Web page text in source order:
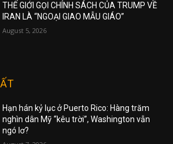
THẾ GIỚI GỌI CHÍNH SÁCH CỦA TRUMP VỀ
IRAN LÀ “NGOẠI GIAO MẪU GIÁO”
August 5, 2026
Hạn hán kỷ lục ở Puerto Rico: Hàng trăm
nghìn dân Mỹ “kêu trời”, Washington vẫn
ngó lơ?